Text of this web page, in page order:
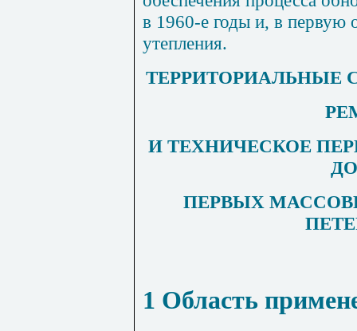
в 1960-е годы и, в первую
утепления.
ТЕРРИТОРИАЛЬНЫЕ
И ТЕХНИЧЕСКОЕ
ПЕРВЫХ
1 Область